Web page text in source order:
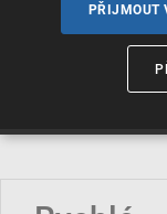
Označení
PŘIJMOUT